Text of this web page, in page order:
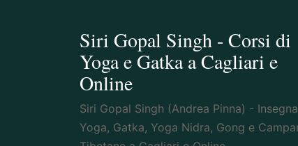
Siri Gopal Singh - Corsi di
Yoga e Gatka a Cagliari e
Online
Siri Gopal Singh (Andrea Pinna) -
Yoga, Gatka, Yoga Nidra, Gong e